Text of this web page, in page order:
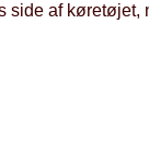
side af køretøjet,